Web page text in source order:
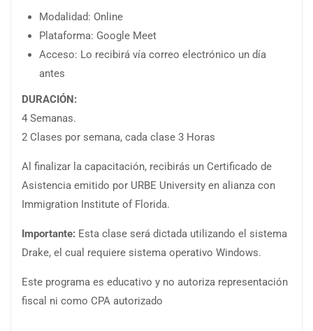
Modalidad: Online
Plataforma: Google Meet
Acceso: Lo recibirá vía correo electrónico un día
antes
DURACIÓN:
4 Semanas.
2 Clases por semana, cada clase 3 Horas
Al finalizar la capacitación, recibirás un Certificado de
Asistencia emitido por URBE University en alianza con
Immigration Institute of Florida.
Importante: Esta clase será dictada utilizando el sistema
Drake, el cual requiere sistema operativo Windows.
Este programa es educativo y no autoriza representación
fiscal ni como CPA autorizado